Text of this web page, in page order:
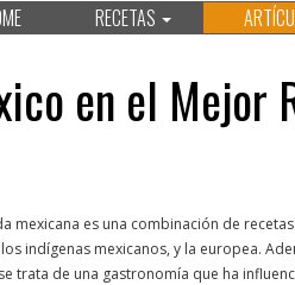
RECETAS
en el Mejor
mexicana es una combinación de
indígenas mexicanos, y la europea.
trata de una gastronomía que ha